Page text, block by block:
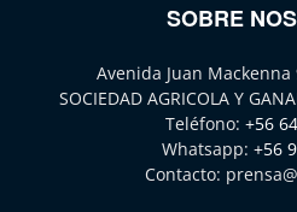
SOBRE
Avenida Juan
SOCIEDAD AGRICOLA Y
Teléfono: +56
Whatsapp: +56
Contacto: